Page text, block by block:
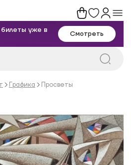
уже в
Смотреть
Графика Просветы